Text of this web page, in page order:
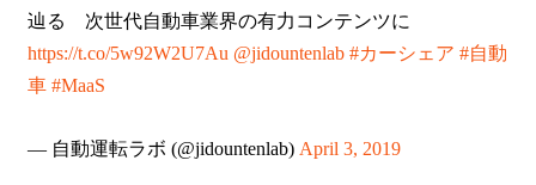
辿る 次世代自動車業界の有力コンテンツに
https://t.co/5w92W2U7Au @jidountenlab #カーシェア #自動
車 #MaaS
— 自動運転ラボ (@jidountenlab) April 3, 2019